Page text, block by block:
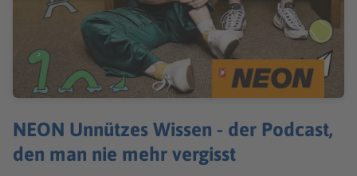
NEON Unnützes Wissen - der Podcast,
den man nie mehr vergisst